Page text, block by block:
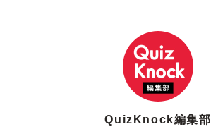
QuizKnock編集部